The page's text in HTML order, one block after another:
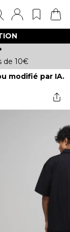
de 10€
modifié par IA.